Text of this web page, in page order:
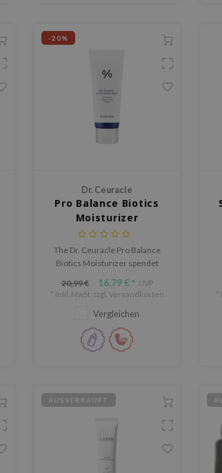
-20%
Dr. Ceuracle
Pro Balance Biotics
Moisturizer
The Dr. Ceuracle Pro Balance
Biotics Moisturizer spendet
die Hautbarriere und
Hautgleichgewicht mit dem "5
Probiotics Complex".
20,99 € 16,79 € * UVP
* Inkl. MwSt. zzgl. Versandkosten
Vergleichen
*
AUSVERKAUFT